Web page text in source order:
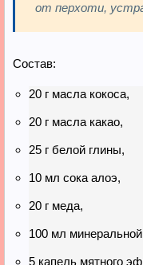
от перхоти,
Состав:
20 г масла кокоса,
20 г масла какао,
25 г белой глины,
10 мл сока алоэ,
20 г меда,
100 мл
5 капель мятного